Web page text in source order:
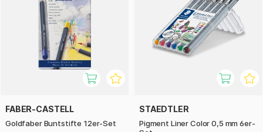
FABER-CASTELL
Goldfaber Buntstifte 12er-Set
STAEDTLER
Pigment Liner Color 0,5 mm 6er-